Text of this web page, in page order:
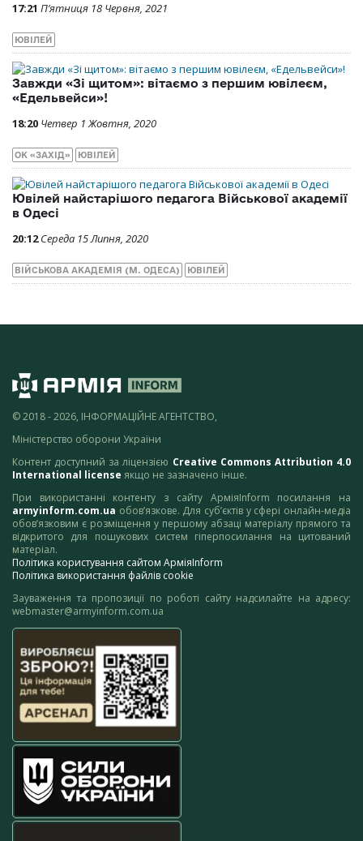
17:21 П’ятниця 18 Червня, 2021
ЮВІЛЕЙ
Завжди «Зі щитом»: вітаємо з першим ювілеєм,
«Едельвейси»!
18:20 Четвер 1 Жовтня, 2020
ОК «ЗАХІД» ЮВІЛЕЙ
Ювілей найстарішого педагога Військової академії
в Одесі
20:12 Середа 15 Липня, 2020
ВІЙСЬКОВА АКАДЕМІЯ (М. ОДЕСА) ЮВІЛЕЙ
© 2018 - 2026, ІНФОРМАЦІЙНЕ АГЕНТСТВО,
Міністерство оборони України
Контент доступний за ліцензією Creative Commons Attribution 4.0
International license якщо не зазначено інше.
При використанні контенту з сайту АрміяInform посилання на
armyinform.com.ua обов’язкове. Для суб’єктів у сфері онлайн-медіа
обов’язковим є розміщення у першому абзаці матеріалу прямого та
відкритого для пошукових систем гіперпосилання на цитований
матеріал.
Політика користування сайтом АрміяInform
Політика використання файлів cookie
Зауваження та пропозиції по роботі сайту надсилайте на адресу:
webmaster@armyinform.com.ua